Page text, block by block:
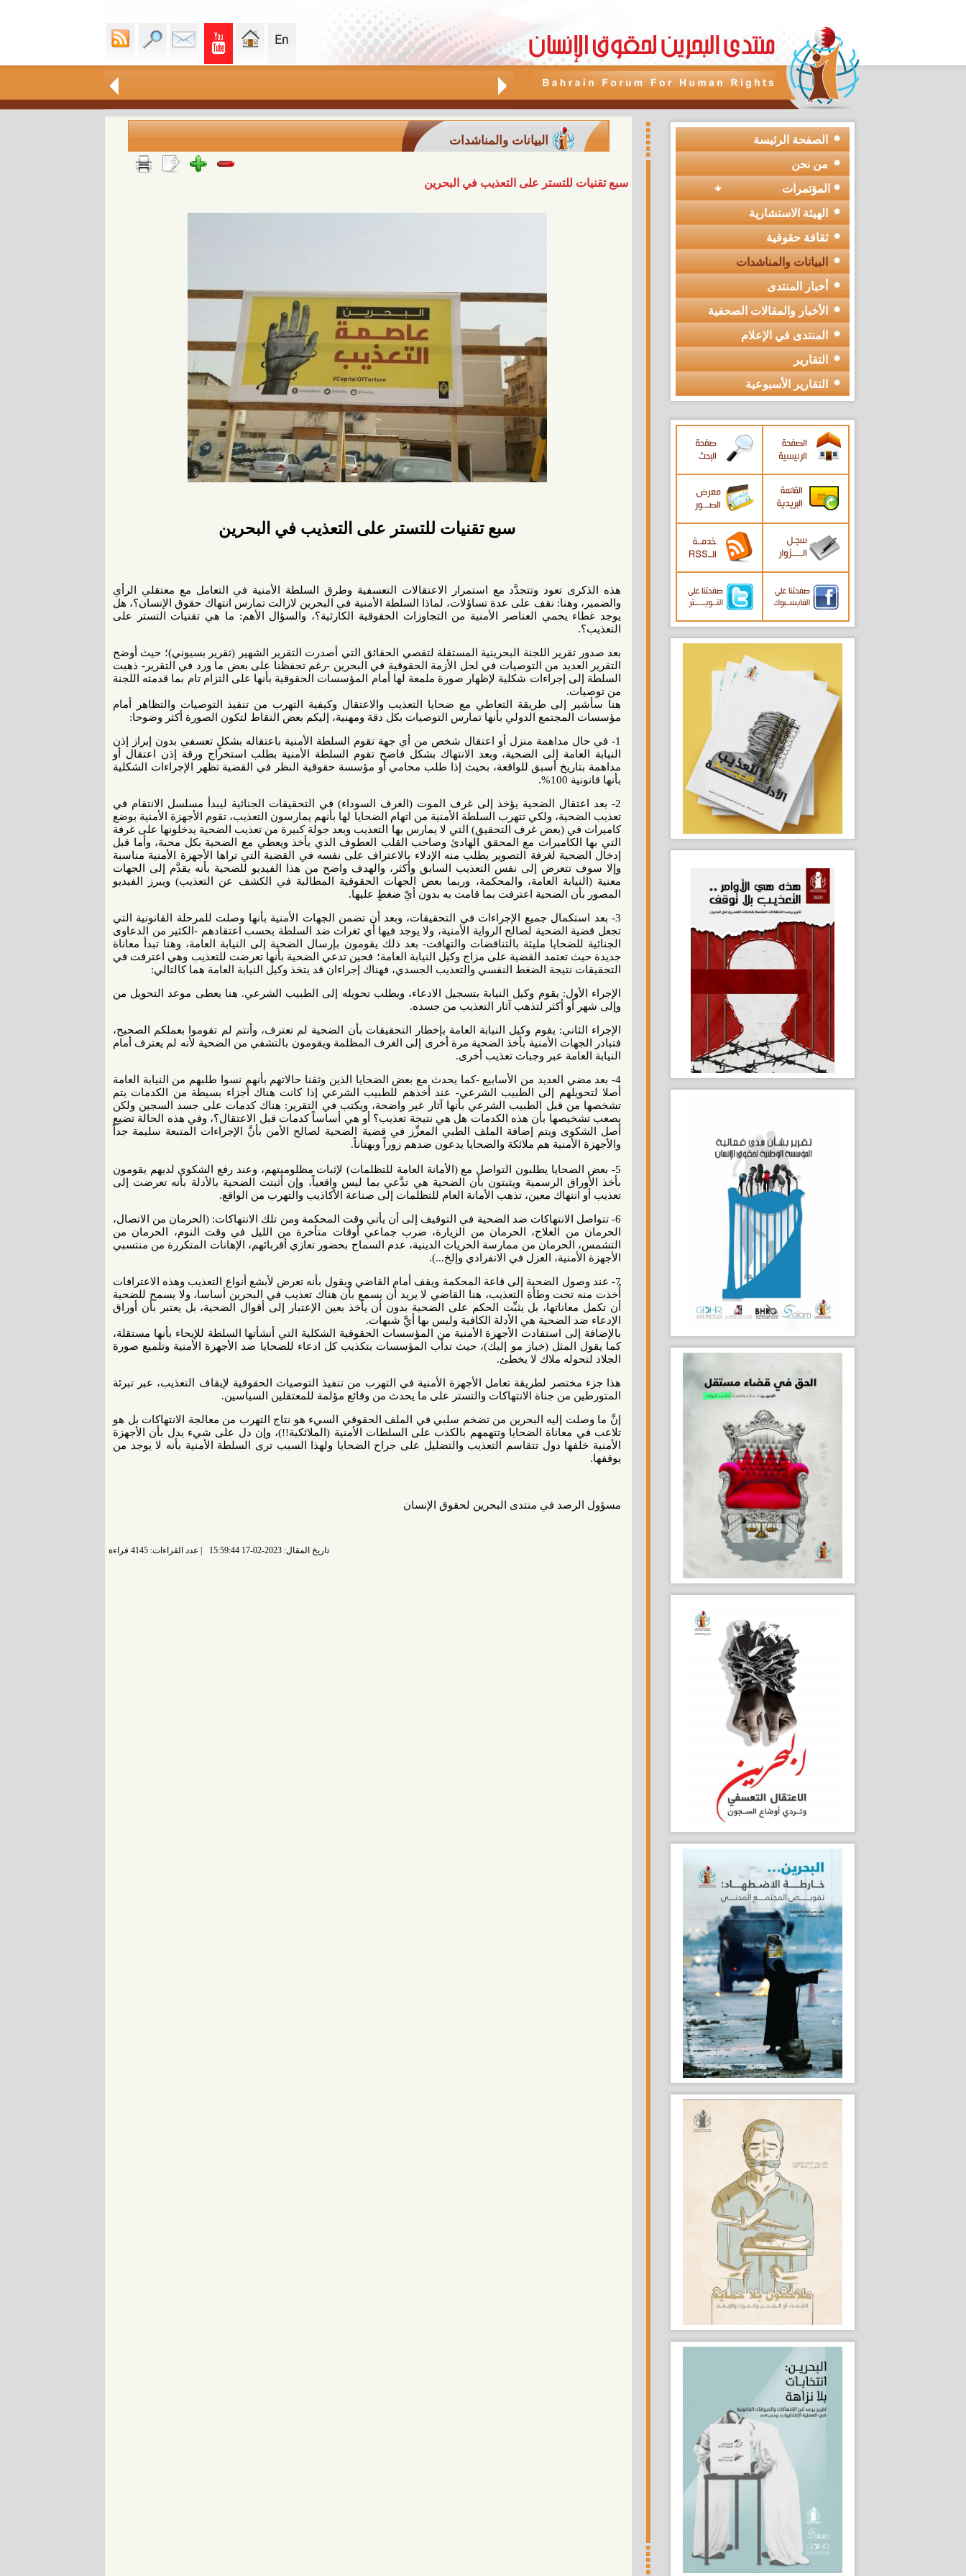
البيانات والمناشدات
سبع تقنيات للتستر على التعذيب في البحرين
سبع تقنيات للتستر على التعذيب في البحرين
هذه الذكرى تعود وتتجدَّد مع استمرار الاعتقالات التعسفية وطرق السلطة الأمنية في التعامل مع معتقلي الرأي
والضمير، وهنا: نقف على عدة تساؤلات، لماذا السلطة الأمنية في البحرين لازالت تمارس انتهاك حقوق الإنسان؟، هل
يوجد غطاء يحمي العناصر الأمنية من التجاوزات الحقوقية الكارثية؟، والسؤال الأهم: ما هي تقنيات التستر على
التعذيب؟.
بعد صدور تقرير اللجنة البحرينية المستقلة لتقصي الحقائق التي أصدرت التقرير الشهير (تقرير بسيوني)؛ حيث أوضح
التقرير العديد من التوصيات في لحل الأزمة الحقوقية في البحرين -رغم تحفظنا على بعض ما ورد في التقرير- ذهبت
السلطة إلى إجراءات شكلية لإظهار صورة ملمعة لها أمام المؤسسات الحقوقية بأنها على التزام تام بما قدمته اللجنة
من توصيات.
هنا سأشير إلى طريقة التعاطي مع ضحايا التعذيب والاعتقال وكيفية التهرب من تنفيذ التوصيات والتظاهر أمام
مؤسسات المجتمع الدولي بأنها تمارس التوصيات بكل دقة ومهنية، إليكم بعض النقاط لتكون الصورة أكثر وضوحا:
1- في حال مداهمة منزل أو اعتقال شخص من أي جهة تقوم السلطة الأمنية باعتقاله بشكلٍ تعسفي بدون إبراز إذن
النيابة العامة إلى الضحية، وبعد الانتهاك بشكل فاضح تقوم السلطة الأمنية بطلب استخراج ورقة إذن اعتقال أو
مداهمة بتاريخ أسبق للواقعة، بحيث إذا طلب محامي أو مؤسسة حقوقية النظر في القضية تظهر الإجراءات الشكلية
بأنها قانونية 100%.
2- بعد اعتقال الضحية يؤخذ إلى غرف الموت (الغرف السوداء) في التحقيقات الجنائية ليبدأ مسلسل الانتقام في
تعذيب الضحية، ولكي تتهرب السلطة الأمنية من اتهام الضحايا لها بأنهم يمارسون التعذيب، تقوم الأجهزة الأمنية بوضع
كاميرات في (بعض غرف التحقيق) التي لا يمارس بها التعذيب وبعد جولة كبيرة من تعذيب الضحية يدخلونها على غرفة
التي بها الكاميرات مع المحقق الهادئ وصاحب القلب العطوف الذي يأخذ ويعطي مع الضحية بكل محبة، وأما قبل
إدخال الضحية لغرفة التصوير يطلب منه الإدلاء بالاعتراف على نفسه في القضية التي تراها الأجهزة الأمنية مناسبة
وإلا سوف تتعرض إلى نفس التعذيب السابق وأكثر، والهدف واضح من هذا الفيديو للضحية بأنه يقدَّم إلى الجهات
معنية (النيابة العامة، والمحكمة، وربما بعض الجهات الحقوقية المطالبة في الكشف عن التعذيب) ويبرز الفيديو
المصور بأن الضحية اعترفت بما قامت به بدون أيّ ضغطٍ عليها.
3- بعد استكمال جميع الإجراءات في التحقيقات، وبعد أن تضمن الجهات الأمنية بأنها وصلت للمرحلة القانونية التي
تجعل قضية الضحية لصالح الرواية الأمنية، ولا يوجد فيها أي ثغرات ضد السلطة بحسب اعتقادهم -الكثير من الدعاوى
الجنائية للضحايا مليئة بالتناقضات والتهافت- بعد ذلك يقومون بإرسال الضحية إلى النيابة العامة، وهنا تبدأ معاناة
جديدة حيث تعتمد القضية على مزاج وكيل النيابة العامة؛ فحين تدعي الضحية بأنها تعرضت للتعذيب وهي اعترفت في
التحقيقات نتيجة الضغط النفسي والتعذيب الجسدي، فهناك إجراءان قد يتخذ وكيل النيابة العامة هما كالتالي:
الإجراء الأول: يقوم وكيل النيابة بتسجيل الادعاء، ويطلب تحويله إلى الطبيب الشرعي. هنا يعطى موعد التحويل من
وإلى شهر أو أكثر لتذهب آثار التعذيب من جسده.
الإجراء الثاني: يقوم وكيل النيابة العامة بإخطار التحقيقات بأن الضحية لم تعترف، وأنتم لم تقوموا بعملكم الصحيح،
فتبادر الجهات الأمنية بأخذ الضحية مرة أخرى إلى الغرف المظلمة ويقومون بالتشفي من الضحية لأنه لم يعترف أمام
النيابة العامة عبر وجبات تعذيب أخرى.
4- بعد مضي العديد من الأسابيع -كما يحدث مع بعض الضحايا الذين وثقنا حالاتهم بأنهم نسوا طلبهم من النيابة العامة
أصلا لتحويلهم إلى الطبيب الشرعي- عند أخذهم للطبيب الشرعي إذا كانت هناك أجزاء بسيطة من الكدمات يتم
تشخصها من قبل الطبيب الشرعي بأنها آثار غير واضحة، ويكتب في التقرير: هناك كدمات على جسد السجين ولكن
يصعب تشخيصها بأن هذه الكدمات هل هي نتيجة تعذيب؟ أو هي أساساً كدمات قبل الاعتقال؟، وفي هذه الحالة تضيع
أصل الشكوى ويتم إضافة الملف الطبي المعزِّز في قضية الضحية لصالح الأمن بأنَّ الإجراءات المتبعة سليمة جداً
والأجهزة الأمنية هم ملائكة والضحايا يدعون ضدهم زوراً وبهتاناً.
5- بعض الضحايا يطلبون التواصل مع (الأمانة العامة للتظلمات) لإثبات مظلوميتهم، وعند رفع الشكوى لديهم يقومون
بأخذ الأوراق الرسمية ويثبتون بأن الضحية هي تدَّعي بما ليس واقعياً، وإن أثبتت الضحية بالأدلة بأنه تعرضت إلى
تعذيب أو انتهاك معين، تذهب الأمانة العام للتظلمات إلى صناعة الأكاذيب والتهرب من الواقع.
6- تتواصل الانتهاكات ضد الضحية في التوقيف إلى أن يأتي وقت المحكمة ومن تلك الانتهاكات: (الحرمان من الاتصال،
الحرمان من العلاج، الحرمان من الزيارة، ضرب جماعي أوقات متأخرة من الليل في وقت النوم، الحرمان من
التشمس، الحرمان من ممارسة الحريات الدينية، عدم السماح بحضور تعازي أقربائهم، الإهانات المتكررة من منتسبي
الأجهزة الأمنية، العزل في الانفرادي وإلخ...).
7- عند وصول الضحية إلى قاعة المحكمة ويقف أمام القاضي ويقول بأنه تعرض لأبشع أنواع التعذيب وهذه الاعترافات
أُخذت منه تحت وطأة التعذيب، هنا القاضي لا يريد أن يسمع بأن هناك تعذيب في البحرين أساسا، ولا يسمح للضحية
أن تكمل معاناتها، بل يثبِّت الحكم على الضحية بدون أن يأخذ بعين الإعتبار إلى أقوال الضحية، بل يعتبر بأن أوراق
الإدعاء ضد الضحية هي الأدلة الكافية وليس بها أيَّ شبهات.
بالإضافة إلى استفادت الأجهزة الأمنية من المؤسسات الحقوقية الشكلية التي أنشأتها السلطة للإيحاء بأنها مستقلة،
كما يقول المثل (خباز مو إليك)، حيث تدأب المؤسسات بتكذيب كل ادعاء للضحايا ضد الأجهزة الأمنية وتلميع صورة
الجلاد لتحوله ملاك لا يخطئ.
هذا جزء مختصر لطريقة تعامل الأجهزة الأمنية في التهرب من تنفيذ التوصيات الحقوقية لإيقاف التعذيب، عبر تبرئة
المتورطين من جناة الانتهاكات والتستر على ما يحدث من وقائع مؤلمة للمعتقلين السياسين.
إنَّ ما وصلت إليه البحرين من تضخم سلبي في الملف الحقوقي السيء هو نتاج التهرب من معالجة الانتهاكات بل هو
تلاعب في معاناة الضحايا وتتهمهم بالكذب على السلطات الأمنية (الملائكية!!)، وإن دل على شيء يدل بأن الأجهزة
الأمنية خلفها دول تتقاسم التعذيب والتضليل على جراح الضحايا ولهذا السبب ترى السلطة الأمنية بأنه لا يوجد من
يوقفها.
مسؤول الرصد في منتدى البحرين لحقوق الإنسان
تاريخ المقال: 2023-02-17 15:59:44
الصفحة الرئيسة
من نحن
المؤتمرات
الهيئة الاستشارية
ثقافة حقوقية
البيانات والمناشدات
أخبار المنتدى
الأخبار والمقالات الصحفية
المنتدى في الإعلام
التقارير
التقارير الأسبوعية